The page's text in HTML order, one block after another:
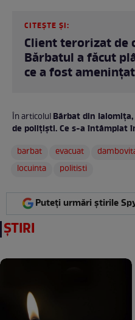
CITEȘTE ȘI:
Client terorizat de
Bărbatul a făcut
ce a fost amenințat
În articolulBărbat din
de polițiști. Ce s-a întâmplat
barbat
evacuat
locuinta
politisti
Puteți urmări știrile
ȘTIRI